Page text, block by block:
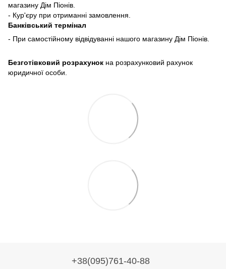
магазину Дім Піонів.
- Кур'єру при отриманні замовлення.
Банківський термінал
- При самостійному відвідуванні нашого магазину Дім Піонів.
Безготівковий розрахунок на розрахунковий рахунок
юридичної особи.
+38(095)761-40-88